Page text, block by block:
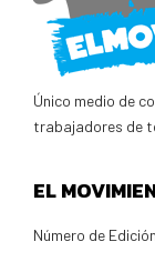
Único medio de
trabajadores de
EL
Número de